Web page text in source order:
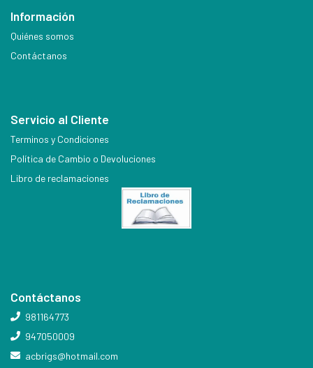
Información
Quiénes somos
Contáctanos
Servicio al Cliente
Terminos y Condiciones
Política de Cambio o Devoluciones
Libro de reclamaciones
Contáctanos
981164773
947050009
acbrigs@hotmail.com